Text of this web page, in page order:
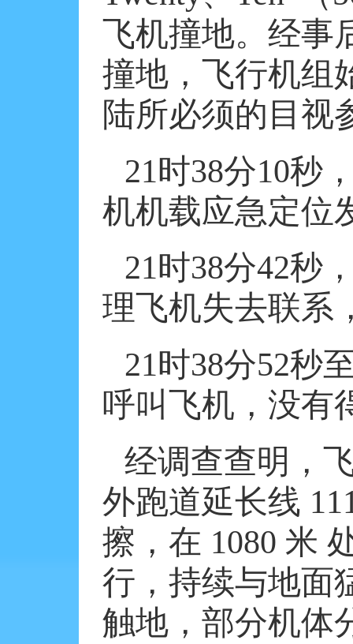
飞机撞地。经事
撞地，飞行机组
陆所必须的目视
21时38分10秒
机机载应急定位
21时38分42秒
理飞机失去联系
21时38分52秒
呼叫飞机，没有
经调查查明，
外跑道延长线
擦，在 1080 米
行，持续与地面
触地，部分机体